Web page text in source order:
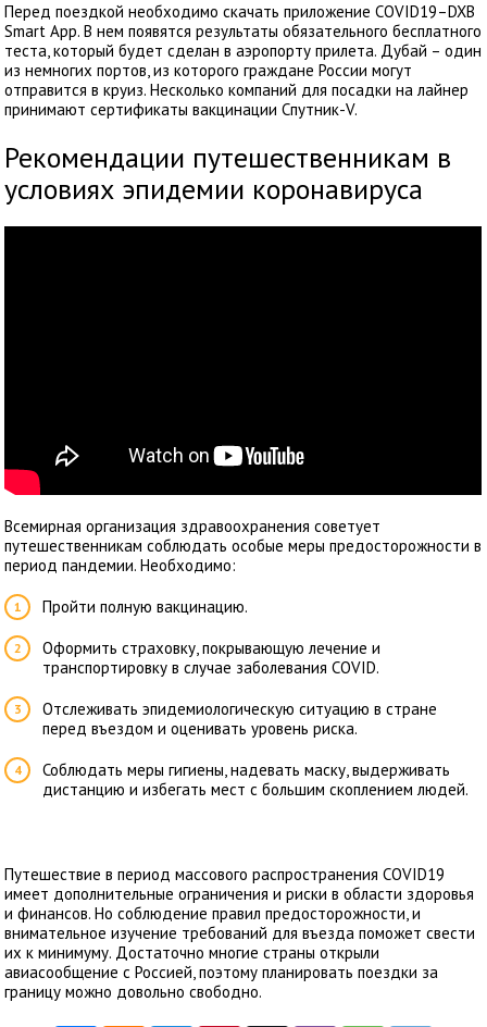
Перед поездкой необходимо скачать приложение COVID19–DXB
Smart App. В нем появятся результаты обязательного бесплатного
теста, который будет сделан в аэропорту прилета. Дубай – один
из немногих портов, из которого граждане России могут
отправится в круиз. Несколько компаний для посадки на лайнер
принимают сертификаты вакцинации Спутник-V.
Рекомендации путешественникам в
условиях эпидемии коронавируса
Всемирная организация здравоохранения советует
путешественникам соблюдать особые меры предосторожности в
период пандемии. Необходимо:
Пройти полную вакцинацию.
Оформить страховку, покрывающую лечение и
транспортировку в случае заболевания COVID.
Отслеживать эпидемиологическую ситуацию в стране
перед въездом и оценивать уровень риска.
Соблюдать меры гигиены, надевать маску, выдерживать
дистанцию и избегать мест с большим скоплением людей.
Путешествие в период массового распространения COVID19
имеет дополнительные ограничения и риски в области здоровья
и финансов. Но соблюдение правил предосторожности, и
внимательное изучение требований для въезда поможет свести
их к минимуму. Достаточно многие страны открыли
авиасообщение с Россией, поэтому планировать поездки за
границу можно довольно свободно.